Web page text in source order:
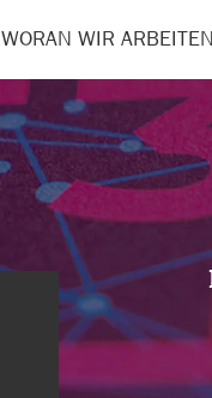
WORAN WIR ARBEITEN